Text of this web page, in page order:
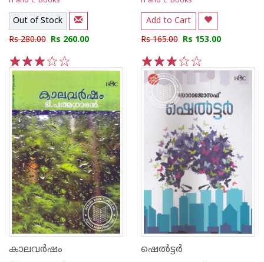
Out of Stock
Rs 280.00 Rs 260.00
5
4
3
2
1
Add to Cart
Rs 165.00 Rs 153.00
5
4
3
2
1
കാലവര്‍ഷം ഷെല്‍ട്ടര്‍